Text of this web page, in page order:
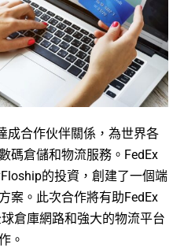
成合作伙伴關係，為世界各
碼倉儲和物流服務。FedEx
的投資，創建了一個端
案。此次合作將有助FedEx
倉庫網路和強大的物流平台
。